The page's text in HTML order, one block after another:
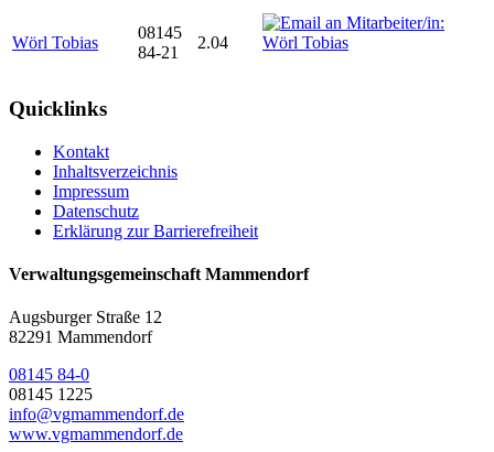
Wörl Tobias
08145
84-21
2.04
Quicklinks
Kontakt
Inhaltsverzeichnis
Impressum
Datenschutz
Erklärung zur Barrierefreiheit
Verwaltungsgemeinschaft Mammendorf
Augsburger Straße 12
82291 Mammendorf
08145 84-0
08145 1225
info@vgmammendorf.de
www.vgmammendorf.de